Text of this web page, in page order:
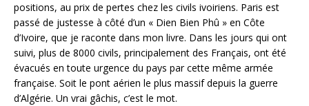
positions, au prix de pertes chez les civils ivoiriens. Paris est
passé de justesse à côté d’un « Dien Bien Phû » en Côte
d’Ivoire, que je raconte dans mon livre. Dans les jours qui ont
suivi, plus de 8000 civils, principalement des Français, ont été
évacués en toute urgence du pays par cette même armée
française. Soit le pont aérien le plus massif depuis la guerre
d’Algérie. Un vrai gâchis, c’est le mot.